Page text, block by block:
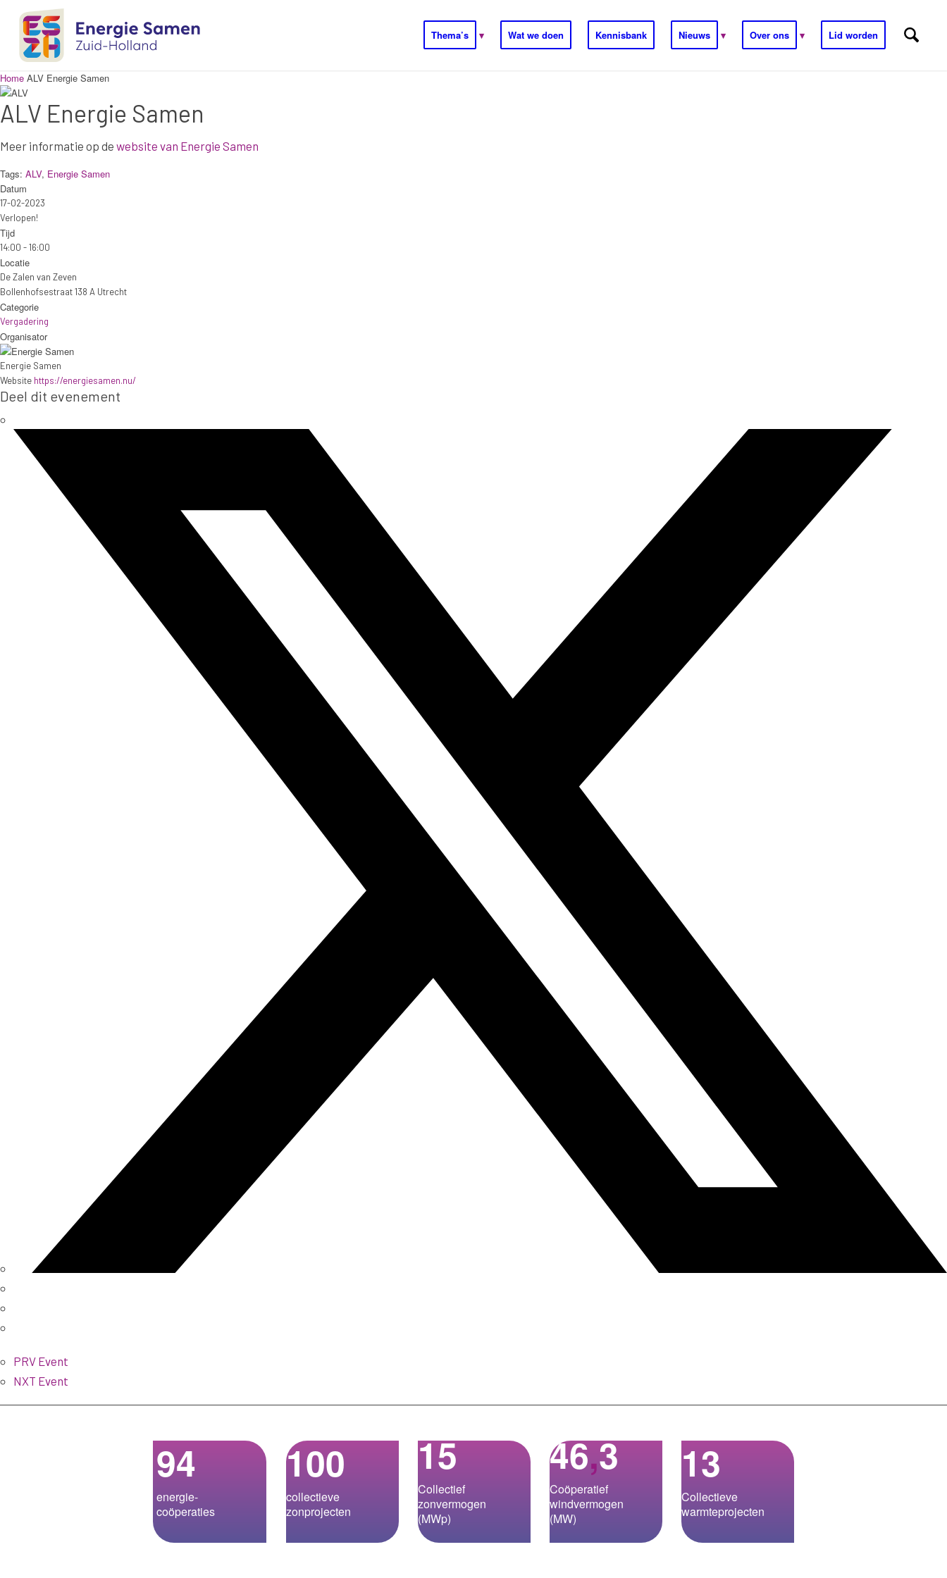
Thema’s Wat we doen Kennisbank Nieuws Over ons Lid worden
Home ALV Energie Samen
ALV Energie Samen
Meer informatie op de website van Energie Samen
Tags: ALV, Energie Samen
Datum
17-02-2023
Verlopen!
Tijd
14:00 - 16:00
Locatie
De Zalen van Zeven
Bollenhofsestraat 138 A Utrecht
Categorie
Vergadering
Organisator
Energie Samen
Website https://energiesamen.nu/
Deel dit evenement
PRV Event
NXT Event
94
energie­-
coöperaties
100
collectieve
zonprojecten
15
Collectief
zonvermogen
(MWp)
46,3
Coöperatief
windvermogen
(MW)
13
Collectieve
warmteprojecten